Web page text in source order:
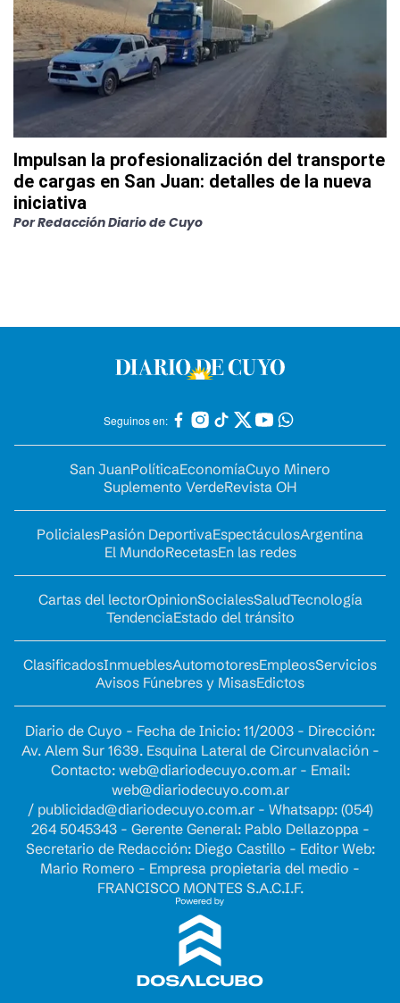
Impulsan la profesionalización del transporte
de cargas en San Juan: detalles de la nueva
iniciativa
PorRedacción Diario de Cuyo
Seguinos en:
San JuanPolíticaEconomíaCuyo Minero
Suplemento VerdeRevista OH
PolicialesPasión DeportivaEspectáculosArgentina
El MundoRecetasEn las redes
Cartas del lectorOpinionSocialesSaludTecnología
TendenciaEstado del tránsito
ClasificadosInmueblesAutomotoresEmpleosServicios
Avisos Fúnebres y MisasEdictos
Diario de Cuyo - Fecha de Inicio: 11/2003 - Dirección:
Av. Alem Sur 1639. Esquina Lateral de Circunvalación -
Contacto: web@diariodecuyo.com.ar- Email:
web@diariodecuyo.com.ar
/ publicidad@diariodecuyo.com.ar- Whatsapp: (054)
264 5045343 - Gerente General: Pablo Dellazoppa -
Secretario de Redacción: Diego Castillo - Editor Web:
Mario Romero - Empresa propietaria del medio -
FRANCISCO MONTES S.A.C.I.F.